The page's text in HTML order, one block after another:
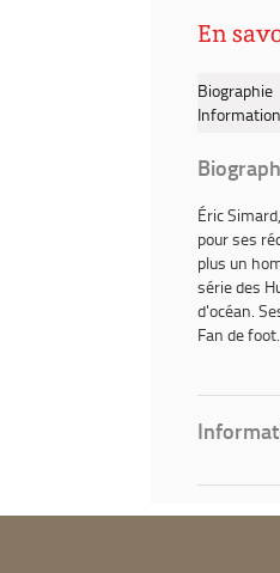
En
Biographie
Éric Simard
pour ses
plus un
série des
d'océan.
Fan defoot.